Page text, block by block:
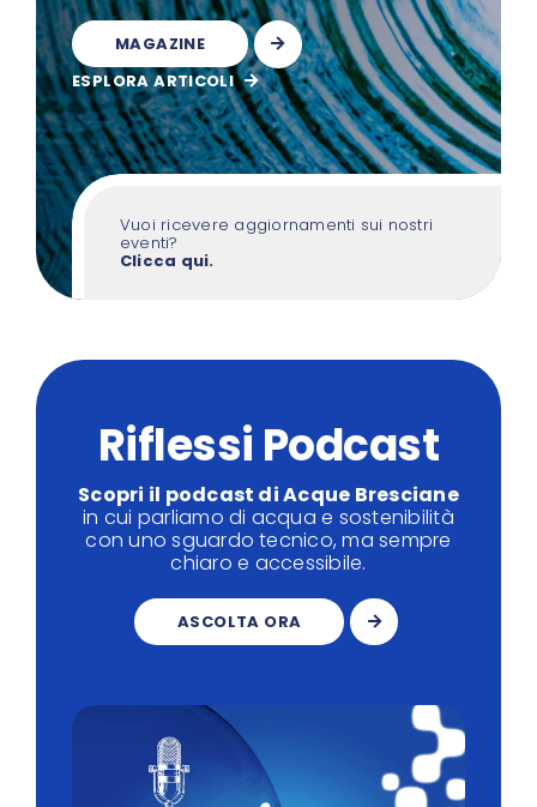
MAGAZINE
ESPLORA ARTICOLI
Vuoi ricevere aggiornamenti sui nostri
eventi?
Clicca qui.
Riflessi Podcast
Scopri il podcast di Acque Bresciane
in cui parliamo di acqua e sostenibilità
con uno sguardo tecnico, ma sempre
chiaro e accessibile.
ASCOLTA ORA